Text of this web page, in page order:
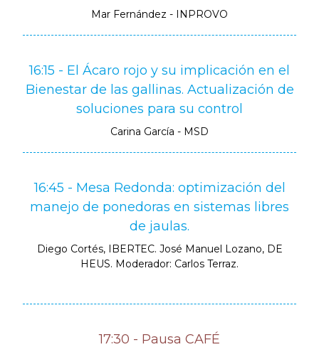
Mar Fernández - INPROVO
16:15 - El Ácaro rojo y su implicación en el
Bienestar de las gallinas. Actualización de
soluciones para su control
Carina García - MSD
16:45 - Mesa Redonda: optimización del
manejo de ponedoras en sistemas libres
de jaulas.
Diego Cortés, IBERTEC. José Manuel Lozano, DE
HEUS. Moderador: Carlos Terraz.
17:30 - Pausa CAFÉ